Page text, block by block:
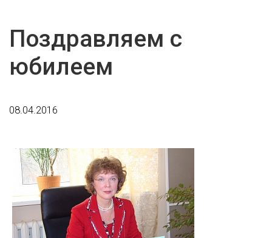
Поздравляем с
юбилеем
08.04.2016